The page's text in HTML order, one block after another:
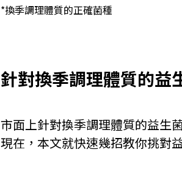
*換季調理體質的正確菌種
針對換季調理體質的益
市面上針對換季調理體質的益生
現在，本文就快速幾招教你挑對